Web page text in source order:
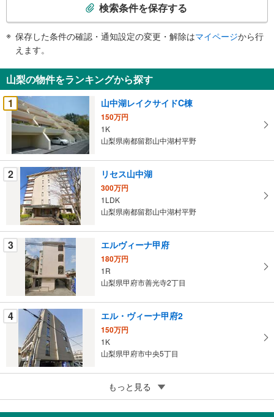
知
を
受
け
取
る
・
条
件
ペ
ー
す
る
検索条件を保存する
保存した条件の確認・通知設定の変更・解除はマイページから行
えます。
山梨の物件をランキングから探す
1
山中湖レイクサイドC棟
150万円
1K
山梨県南都留郡山中湖村平野
2 リセス山中湖
300万円
1LDK
山梨県南都留郡山中湖村平野
3 エルヴィーナ甲府
180万円
1R
山梨県甲府市善光寺2丁目
4 エル・ヴィーナ甲府2
150万円
1K
山梨県甲府市中央5丁目
ヴィラ芙蓉台F棟
100万円
1LDK
もっと見る